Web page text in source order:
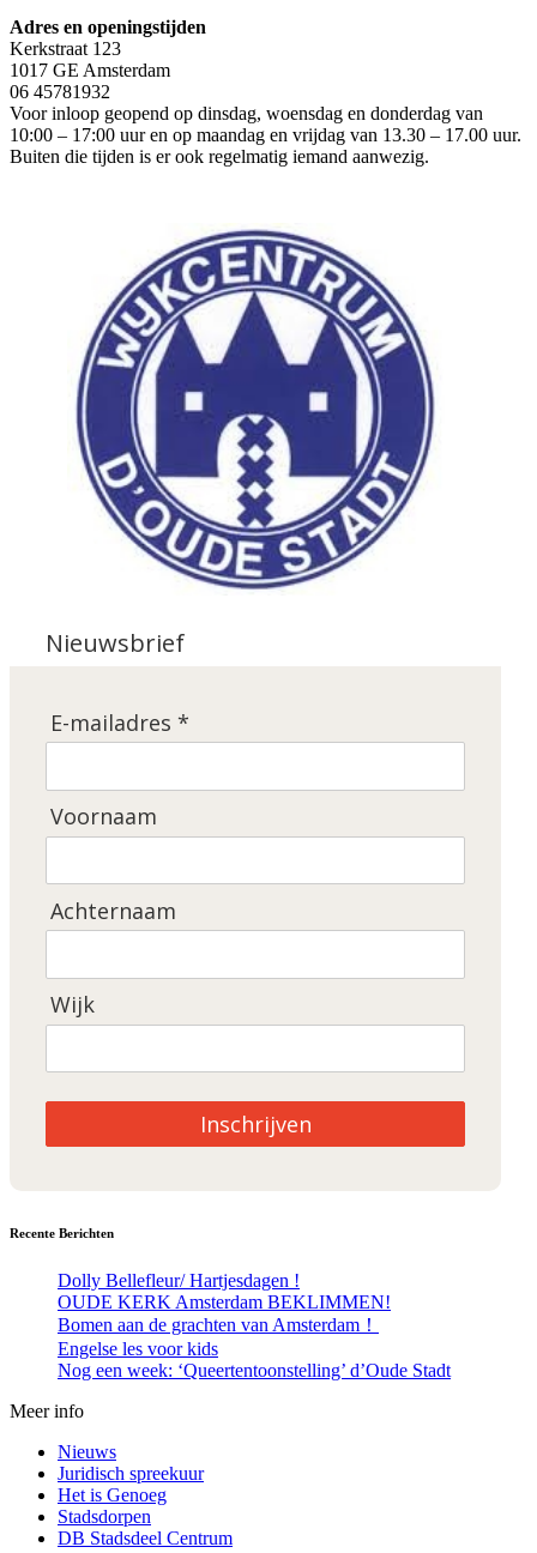
Adres en openingstijden
Kerkstraat 123
1017 GE Amsterdam
06 45781932
Voor inloop geopend op dinsdag, woensdag en donderdag van
10:00 – 17:00 uur en op maandag en vrijdag van 13.30 – 17.00 uur.
Buiten die tijden is er ook regelmatig iemand aanwezig.
Nieuwsbrief
E-mailadres *
Voornaam
Achternaam
Wijk
Inschrijven
Recente Berichten
Dolly Bellefleur/ Hartjesdagen !
OUDE KERK Amsterdam BEKLIMMEN!
Bomen aan de grachten van Amsterdam！
Engelse les voor kids
Nog een week: ‘Queertentoonstelling’ d’Oude Stadt
Meer info
Nieuws
Juridisch spreekuur
Het is Genoeg
Stadsdorpen
DB Stadsdeel Centrum